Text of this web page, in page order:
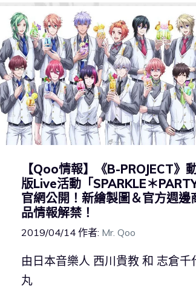
【Qoo情報】《B-PROJECT》
版Live活動「SPARKLE＊PARTY
官網公開！新繪製圖＆官方週邊
品情報解禁！
2019/04/14 作者: Mr. Qoo
由日本音樂人 西川貴教 和 志倉千
丸